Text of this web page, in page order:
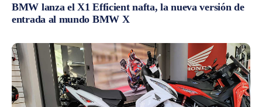
BMW lanza el X1 Efficient nafta, la nueva versión de
entrada al mundo BMW X